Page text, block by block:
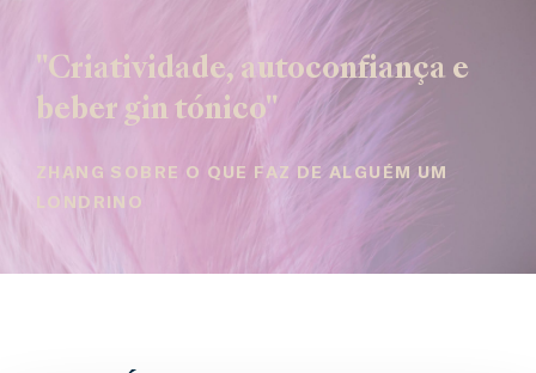
"Criatividade, autoconfiança e
beber gin tónico"
ZHANG SOBRE O QUE FAZ DE ALGUÉM UM
LONDRINO